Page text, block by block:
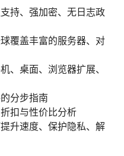
持、强加密、无日志政
覆盖丰富的服务器、对
、桌面、浏览器扩展、
分步指南
扣与性价比分析
升速度、保护隐私、解